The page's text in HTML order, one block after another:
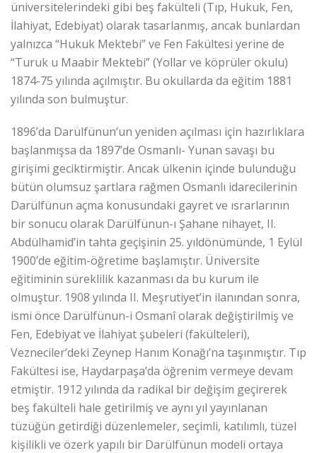
üniversitelerindeki gibi beş fakülteli (Tıp, Hukuk, Fen,
İlahiyat, Edebiyat) olarak tasarlanmış, ancak bunlardan
yalnızca “Hukuk Mektebi” ve Fen Fakültesi yerine de
“Turuk u Maabir Mektebi” (Yollar ve köprüler okulu)
1874-75 yılında açılmıştır. Bu okullarda da eğitim 1881
yılında son bulmuştur.
1896’da Darülfünun’un yeniden açılması için hazırlıklara
başlanmışsa da 1897’de Osmanlı- Yunan savaşı bu
girişimi geciktirmiştir. Ancak ülkenin içinde bulunduğu
bütün olumsuz şartlara rağmen Osmanlı idarecilerinin
Darülfünun açma konusundaki gayret ve ısrarlarının
bir sonucu olarak Darülfünun-ı Şahane nihayet, II.
Abdülhamid’in tahta geçişinin 25. yıldönümünde, 1 Eylül
1900’de eğitim-öğretime başlamıştır. Üniversite
eğitiminin süreklilik kazanması da bu kurum ile
olmuştur. 1908 yılında II. Meşrutiyet’in ilanından sonra,
ismi önce Darülfünun-i Osmanî olarak değiştirilmiş ve
Fen, Edebiyat ve İlahiyat şubeleri (fakülteleri),
Vezneciler’deki Zeynep Hanım Konağı’na taşınmıştır. Tıp
Fakültesi ise, Haydarpaşa’da öğrenim vermeye devam
etmiştir. 1912 yılında da radikal bir değişim geçirerek
beş fakülteli hale getirilmiş ve aynı yıl yayınlanan
tüzüğün getirdiği düzenlemeler, seçimli, katılımlı, tüzel
kişilikli ve özerk yapılı bir Darülfünun modeli ortaya